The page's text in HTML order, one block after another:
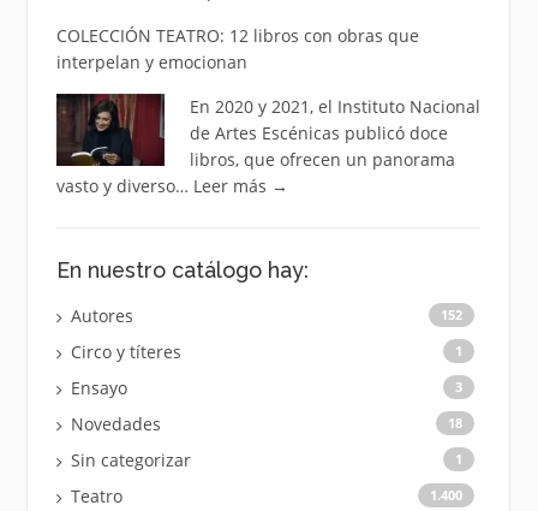
COLECCIÓN TEATRO: 12 libros con obras que
interpelan y emocionan
En 2020 y 2021, el Instituto Nacional
de Artes Escénicas publicó doce
libros, que ofrecen un panorama
vasto y diverso… Leer más →
En nuestro catálogo hay:
Autores 152
Circo y títeres 1
Ensayo 3
Novedades 18
Sin categorizar 1
Teatro 1.400